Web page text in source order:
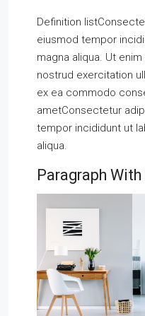
Definition
eiusmod tempor
magna aliqua. Ut
nostrud exercitation
ex ea commodo
ametConsectetur
tempor incididunt ut
aliqua.
Paragraph